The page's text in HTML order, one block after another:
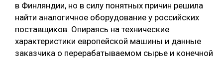
в Финляндии, но в силу понятных причин решила
найти аналогичное оборудование у российских
поставщиков. Опираясь на технические
характеристики европейской машины и данные
заказчика о перерабатываемом сырье и конечной